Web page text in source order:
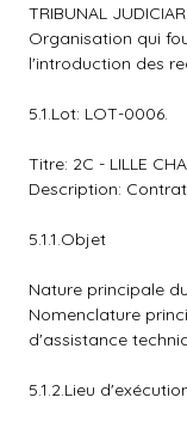
TRIBUNAL
Organisation qui
l'introduction des
5.1.Lot: LOT-0006.
Titre: 2C - LILLE
Description:
5.1.1.Objet
Nature principale
Nomenclature
d'assistance
5.1.2.Lieu